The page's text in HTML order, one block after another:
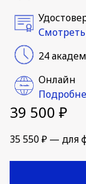
24
Онлайн
39 500 ₽
35 550 ₽ — для